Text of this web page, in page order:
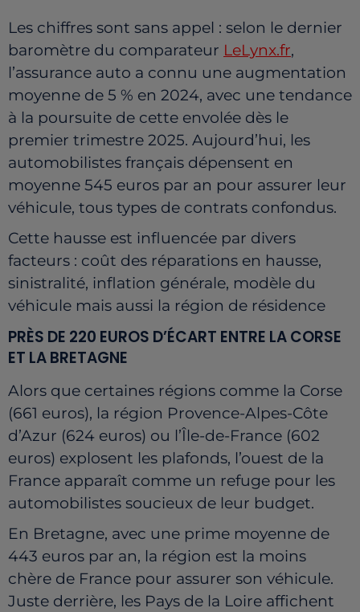
Les chiffres sont sans appel : selon le dernier
baromètre du comparateur LeLynx.fr,
l’assurance auto a connu une augmentation
moyenne de 5 % en 2024, avec une tendance
à la poursuite de cette envolée dès le
premier trimestre 2025. Aujourd’hui, les
automobilistes français dépensent en
moyenne 545 euros par an pour assurer leur
véhicule, tous types de contrats confondus.
Cette hausse est influencée par divers
facteurs : coût des réparations en hausse,
sinistralité, inflation générale, modèle du
véhicule mais aussi la région de résidence
PRÈS DE 220 EUROS D’ÉCART ENTRE LA CORSE
ET LA BRETAGNE
Alors que certaines régions comme la Corse
(661 euros), la région Provence-Alpes-Côte
d’Azur (624 euros) ou l’Île-de-France (602
euros) explosent les plafonds, l’ouest de la
France apparaît comme un refuge pour les
automobilistes soucieux de leur budget.
En Bretagne, avec une prime moyenne de
443 euros par an, la région est la moins
chère de France pour assurer son véhicule.
Juste derrière, les Pays de la Loire affichent